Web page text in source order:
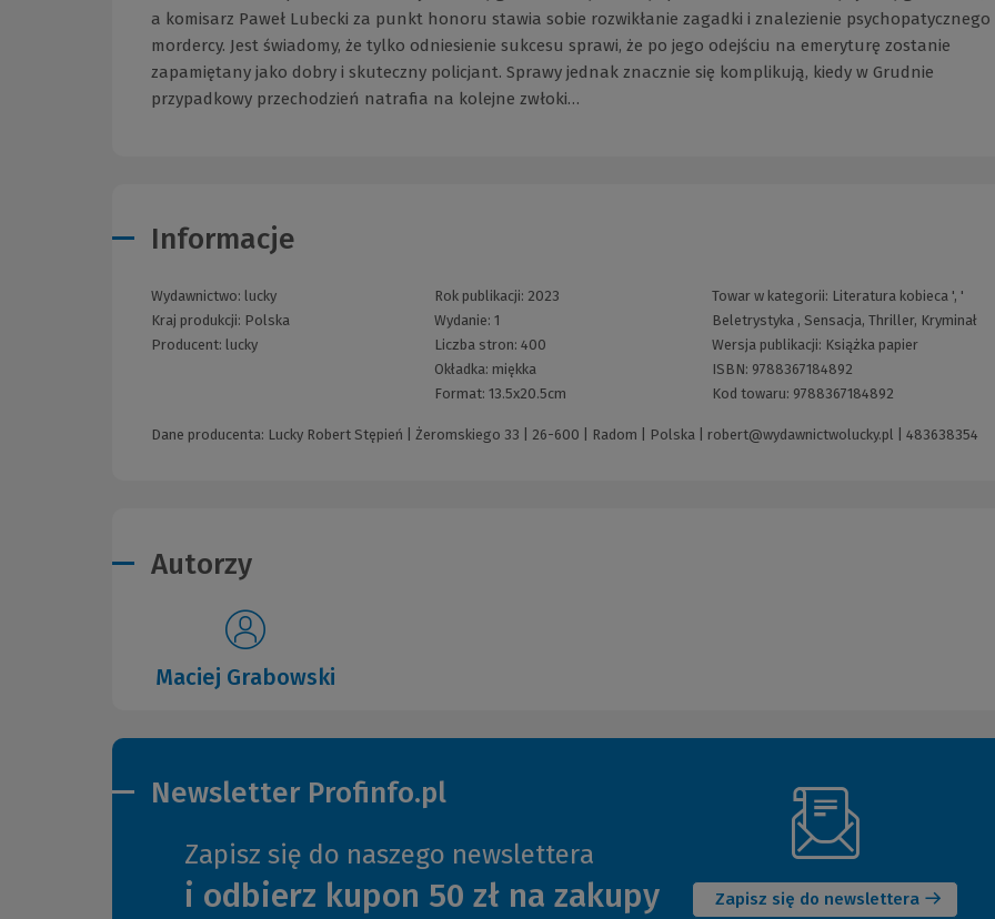
a komisarz Paweł Lubecki za punkt honoru stawia sobie rozwikłanie zagadki i znalezienie psychopatycznego
mordercy. Jest świadomy, że tylko odniesienie sukcesu sprawi, że po jego odejściu na emeryturę zostanie
zapamiętany jako dobry i skuteczny policjant. Sprawy jednak znacznie się komplikują, kiedy w Grudnie
przypadkowy przechodzień natrafia na kolejne zwłoki…
Informacje
Wydawnictwo: lucky
Kraj produkcji: Polska
Producent: lucky
Rok publikacji: 2023
Wydanie:1
Liczba stron:400
Okładka: miękka
Format:13.5x20.5cm
Towar w kategorii: Literatura kobieca', '
Beletrystyka, Sensacja, Thriller, Kryminał
Wersja publikacji: Książka papier
ISBN: 9788367184892
Kod towaru: 9788367184892
Dane producenta: Lucky Robert Stępień | Żeromskiego 33 | 26-600 | Radom | Polska | robert@wydawnictwolucky.pl 483638354
Autorzy
Maciej Grabowski
Newsletter Profinfo.pl
Zapisz się do naszego newslettera
i odbierz kupon 50 zł na zakupy Zapisz się do newslettera
okno)